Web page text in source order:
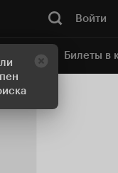
Войти
Билеты в